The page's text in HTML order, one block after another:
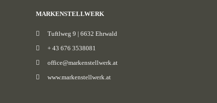
MARKENSTELLWERK
Tuftlweg 9 | 6632 Ehrwald
+ 43 676 3538081
office@markenstellwerk.at
www.markenstellwerk.at